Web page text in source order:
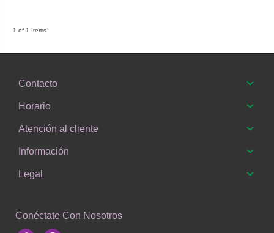
1 of 1 Items
Contacto
Horario
Atención al cliente
Información
Legal
Conéctate Con Nosotros